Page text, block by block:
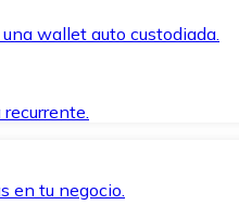
wallet auto custodiada.
en tu negocio.